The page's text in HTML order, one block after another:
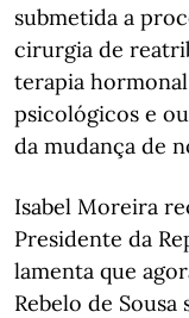
submetida a
cirurgia de
terapia
psicológicos e
da mudança de
Isabel Moreira
Presidente da
lamenta que
Rebelo de